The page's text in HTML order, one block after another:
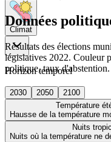
Climat
Horizon temporel
2030 2050
2100
Température
Hausse de la température
Nuits
Nuits où la température ne
Données
Résultats des élections
législatives 2022. Couleur
politique, taux d'abstention.